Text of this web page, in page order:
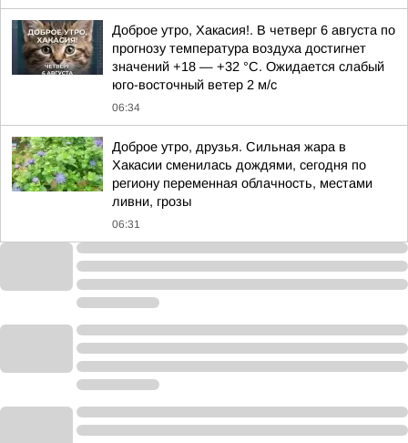
Доброе утро, Хакасия!. В четверг 6 августа по
прогнозу температура воздуха достигнет
значений +18 — +32 °С. Ожидается слабый
юго-восточный ветер 2 м/с
06:34
Доброе утро, друзья. Сильная жара в
Хакасии сменилась дождями, сегодня по
региону переменная облачность, местами
ливни, грозы
06:31